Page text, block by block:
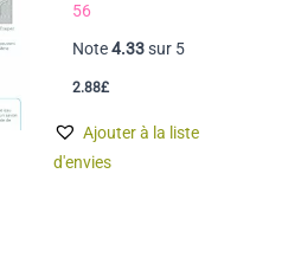
56
Note4.33sur 5
2.88£
Ajouter à la liste
d'envies